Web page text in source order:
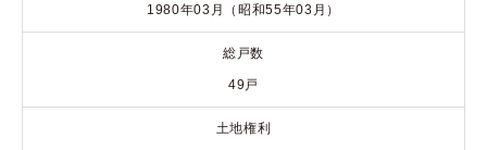
1980年03月（昭和55年03月）
総戸数
49戸
土地権利